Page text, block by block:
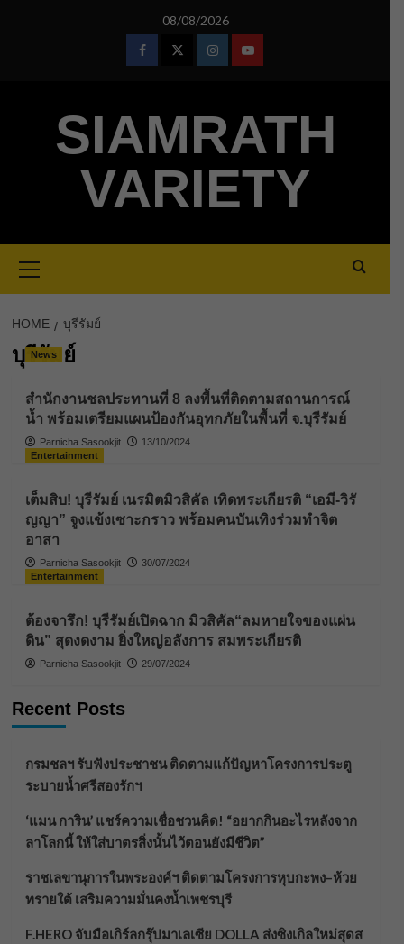
08/08/2026
FacebookTwitterInstagramYoutube
SIAMRATH
VARIETY
Menu
HOME บุรีรัมย์
บุรีรัมย์
News
สำนักงานชลประทานที่ 8 ลงพื้นที่ติดตามสถานการณ์
น้ำ พร้อมเตรียมแผนป้องกันอุทกภัยในพื้นที่ จ.บุรีรัมย์
Parnicha Sasookjit
13/10/2024
Entertainment
เต็มสิบ! บุรีรัมย์ เนรมิตมิวสิคัล เทิดพระเกียรติ “เอมี-วิรั
ญญา” จูงแข้งเซาะกราว พร้อมคนบันเทิงร่วมทำจิต
อาสา
Parnicha Sasookjit
30/07/2024
Entertainment
ต้องจารึก! บุรีรัมย์เปิดฉาก มิวสิคัล“ลมหายใจของแผ่น
ดิน” สุดงดงาม ยิ่งใหญ่อลังการ สมพระเกียรติ
Parnicha Sasookjit 29/07/2024
Recent Posts
กรมชลฯ รับฟังประชาชน ติดตามแก้ปัญหาโครงการประตู
ระบายน้ำศรีสองรักฯ
‘แมน การิน’ แชร์ความเชื่อชวนคิด! “อยากกินอะไรหลังจาก
ลาโลกนี้ ให้ใส่บาตรสิ่งนั้นไว้ตอนยังมีชีวิต”
ราชเลขานุการในพระองค์ฯ ติดตามโครงการหุบกะพง–ห้วย
ทรายใต้ เสริมความมั่นคงน้ำเพชรบุรี
F.HERO จับมือเกิร์ลกรุ๊ปมาเลเซีย DOLLA ส่งซิงเกิลใหม่สุดส